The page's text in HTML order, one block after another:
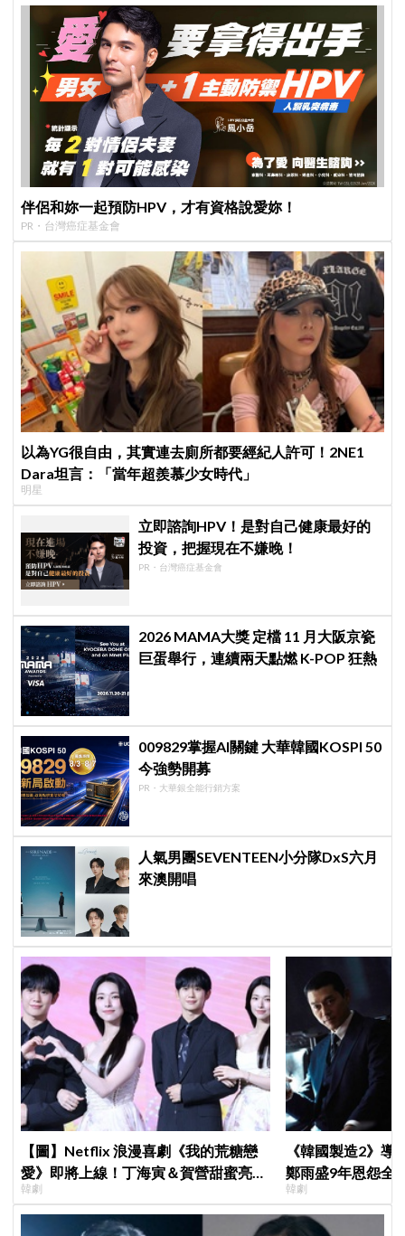
伴侶和妳一起預防HPV，才有資格說愛妳！
PR・台灣癌症基金會
以為YG很自由，其實連去廁所都要經紀人許可！2NE1
Dara坦言：「當年超羨慕少女時代」
明星
立即諮詢HPV！是對自己健康最好的
投資，把握現在不嫌晚！
PR・台灣癌症基金會
2026 MAMA大獎 定檔 11 月大阪京瓷
巨蛋舉行，連續兩天點燃 K-POP 狂熱
009829掌握AI關鍵 大華韓國KOSPI 50
今強勢開募
PR・大華銀全能行銷方案
人氣男團SEVENTEEN小分隊DxS六月
來澳開唱
【圖】Netflix 浪漫喜劇《我的荒糖戀
愛》即將上線！丁海寅＆賀營甜蜜亮相
製作發表會，甜蜜CP化學反應引期待
韓劇
《韓國製造2》導
鄭雨盛9年恩怨全
後？
韓劇